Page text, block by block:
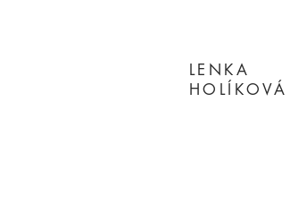
LENKA
HOLÍKOVÁ